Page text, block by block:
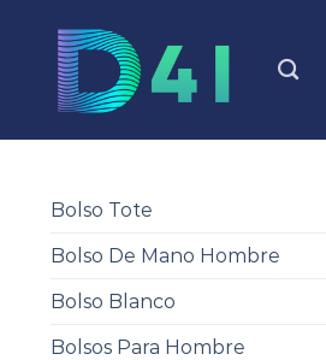
content
Bolso Tote
Bolso De Mano Hombre
Bolso Blanco
Bolsos Para Hombre